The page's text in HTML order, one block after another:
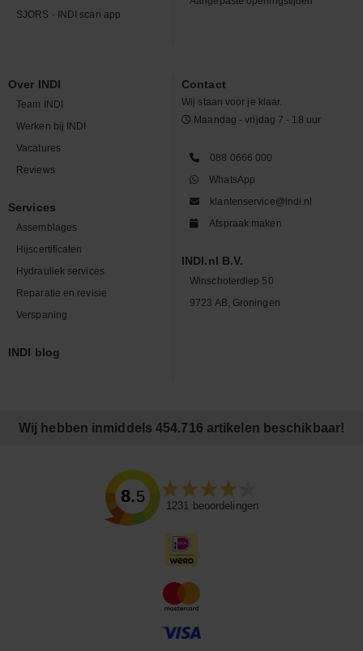
SJORS - INDI scan app
Over INDI
Team INDI
Werken bij INDI
Vacatures
Reviews
Services
Assemblages
Hijscertificaten
Hydrauliek services
Reparatie en revisie
Verspaning
INDI blog
Contact
Wij staan voor je klaar.
Maandag - vrijdag 7 - 18 uur
088 0666 000
WhatsApp
klantenservice@indi.nl
Afspraak maken
INDI.nl B.V.
Winschoterdiep 50
9723 AB, Groningen
Wij hebben inmiddels 454.716 artikelen beschikbaar!
8.5
1231 beoordelingen